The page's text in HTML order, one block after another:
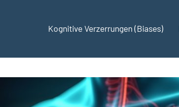
Kognitive Verzerrungen (Biases)